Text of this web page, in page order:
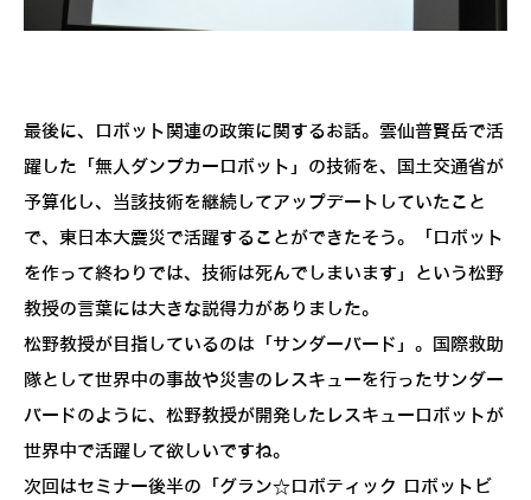
最後に、ロボット関連の政策に関するお話。雲仙普賢岳で活
躍した「無人ダンプカーロボット」の技術を、国土交通省が
予算化し、当該技術を継続してアップデートしていたこと
で、東日本大震災で活躍することができたそう。「ロボット
を作って終わりでは、技術は死んでしまいます」という松野
教授の言葉には大きな説得力がありました。
松野教授が目指しているのは「サンダーバード」。国際救助
隊として世界中の事故や災害のレスキューを行ったサンダー
バードのように、松野教授が開発したレスキューロボットが
世界中で活躍して欲しいですね。
次回はセミナー後半の「グラン☆ロボティック ロボットビ